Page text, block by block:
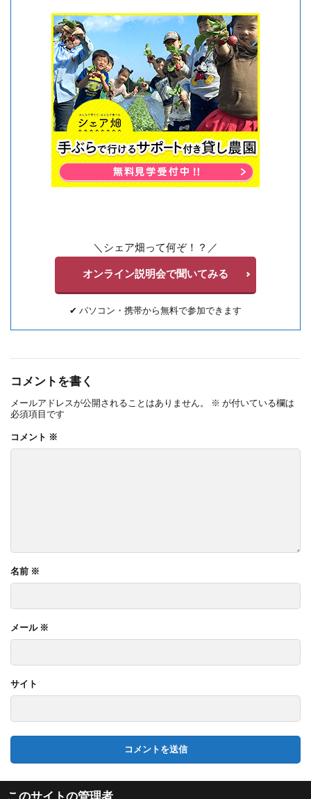
＼シェア畑って何ぞ！？／
オンライン説明会で聞いてみる
✔︎ パソコン・携帯から無料で参加できます
コメントを書く
メールアドレスが公開されることはありません。 ※ が付いている欄は
必須項目です
コメント ※
名前 ※
メール ※
サイト
このサイトの管理者